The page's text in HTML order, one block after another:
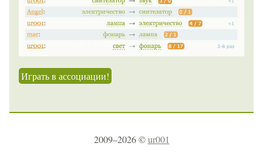
Играть в ассоциации!
2009–2026 ©ur001